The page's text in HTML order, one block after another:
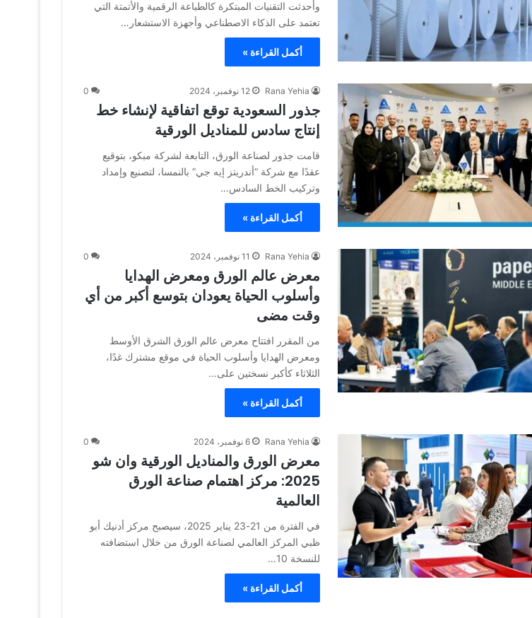
وأحدثت التقنيات المبتكرة كالطباعة الرقمية والأتمتة التي
تعتمد على الذكاء الاصطناعي وأجهزة الاستشعار…
أكمل القراءة »
Rana Yehia 12 نوفمبر، 2024 0
جذور السعودية توقع اتفاقية لإنشاء خط
إنتاج سادس للمناديل الورقية
قامت جذور لصناعة الورق، التابعة لشركة مبكو، بتوقيع
عقدًا مع شركة “أندريتز إيه جي” بالنمسا، لتصنيع وإمداد
وتركيب الخط السادس…
أكمل القراءة »
Rana Yehia 11 نوفمبر، 2024 0
معرض عالم الورق ومعرض الهدايا
وأسلوب الحياة يعودان بتوسع أكبر من أي
وقت مضى
من المقرر افتتاح معرض عالم الورق الشرق الأوسط
ومعرض الهدايا وأسلوب الحياة في موقع مشترك غدًا،
الثلاثاء كأكبر نسختين على…
أكمل القراءة »
Rana Yehia 6 نوفمبر، 2024 0
معرض الورق والمناديل الورقية وان شو
2025: مركز اهتمام صناعة الورق
العالمية
في الفترة من 21-23 يناير 2025، سيصبح مركز أدنيك أبو
ظبي المركز العالمي لصناعة الورق من خلال استضافته
للنسخة 10…
أكمل القراءة »